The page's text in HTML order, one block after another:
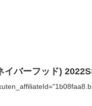
バーフッド)